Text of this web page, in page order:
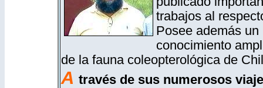
trabajos al
Posee además un
conocimiento
de la fauna coleopterológica de
A través de sus numerosos